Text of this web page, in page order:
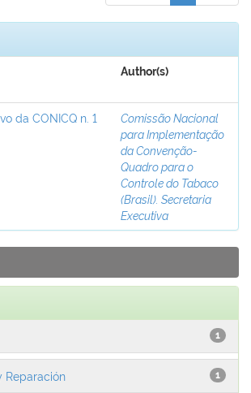
Author(s)
da CONICQ n. 1
Comissão Nacional
para Implementação
da Convenção-
Quadro para o
Controle do Tabaco
(Brasil). Secretaria
Executiva
1
1
Reparación